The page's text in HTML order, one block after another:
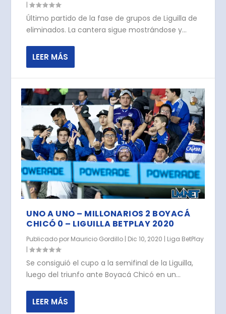
|
Último partido de la fase de grupos de Liguilla de
eliminados. La cantera sigue mostrándose y...
LEER MÁS
UNO A UNO – MILLONARIOS 2 BOYACÁ
CHICÓ 0 – LIGUILLA BETPLAY 2020
Publicado por Mauricio Gordillo | Dic 10, 2020 | Liga BetPlay
|
Se consiguió el cupo a la semifinal de la Liguilla,
luego del triunfo ante Boyacá Chicó en un...
LEER MÁS